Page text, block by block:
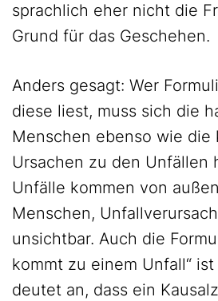
sprachlich eher nicht die
Grund für das Geschehen.
Anders gesagt: Wer
diese liest, muss sich die
Menschen ebenso wie die
Ursachen zu den Unfällen
Unfälle kommen von
Menschen,
unsichtbar. Auch die
kommt zu einem Unfall“
deutet an, dass ein